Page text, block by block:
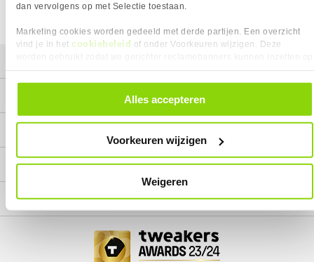
dan vervolgens op met Selectie toestaan.
Marketing cookies worden gedeeld met derde partijen. Een overzicht
vind je in het cookiebeleid of onder Voorkeuren wijzigen. Deze
alle cookies. Je kunt je gegeven toestemming altijd intrekken, dit doe je
door in de footer van onze website te klikken op ‘Cookievoorkeuren’
Alles accepteren
Voorkeuren wijzigen
Weigeren
We helpen je graag met een ander product uit de categorie
Megekko
Categorieën